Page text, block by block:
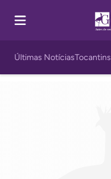
Últimas NotíciasTocantins